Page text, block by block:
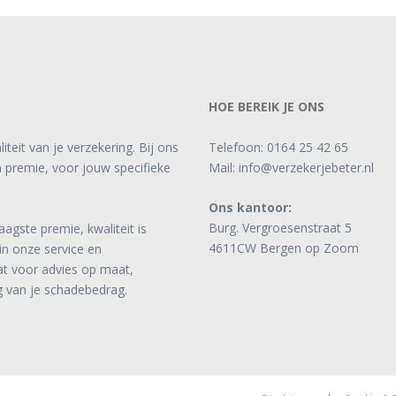
van je verzekering. Bij ons
premie, voor jouw specifieke
premie, kwaliteit is
onze service en
voor advies op maat,
van je schadebedrag.
HOE BEREIK JE ONS
Telefoon: 0164 25 42 65
Mail: info@verzekerjebeter.nl
Ons kantoor:
Burg. Vergroesenstraat 5
4611CW Bergen op Zoom